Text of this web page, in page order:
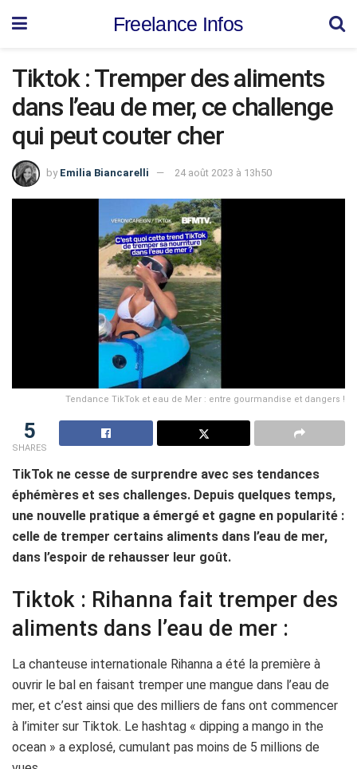
Freelance Infos
Tiktok : Tremper des aliments
dans l’eau de mer, ce challenge
qui peut couter cher
by Emilia Biancarelli 24 août 2023 à 13h50
Tendance TikTok et eau de Mer : entre gourmandise et dangers !
5
SHARES
TikTok ne cesse de surprendre avec ses tendances
éphémères et ses challenges. Depuis quelques temps,
une nouvelle pratique a émergé et gagne en popularité :
celle de tremper certains aliments dans l’eau de mer,
dans l’espoir de rehausser leur goût.
Tiktok : Rihanna fait tremper des
aliments dans l’eau de mer :
La chanteuse internationale Rihanna a été la première à
ouvrir le bal en faisant tremper une mangue dans l’eau de
mer, et c’est ainsi que des milliers de fans ont commencer
à l’imiter sur Tiktok. Le hashtag « dipping a mango in the
ocean » a explosé, cumulant pas moins de 5 millions de